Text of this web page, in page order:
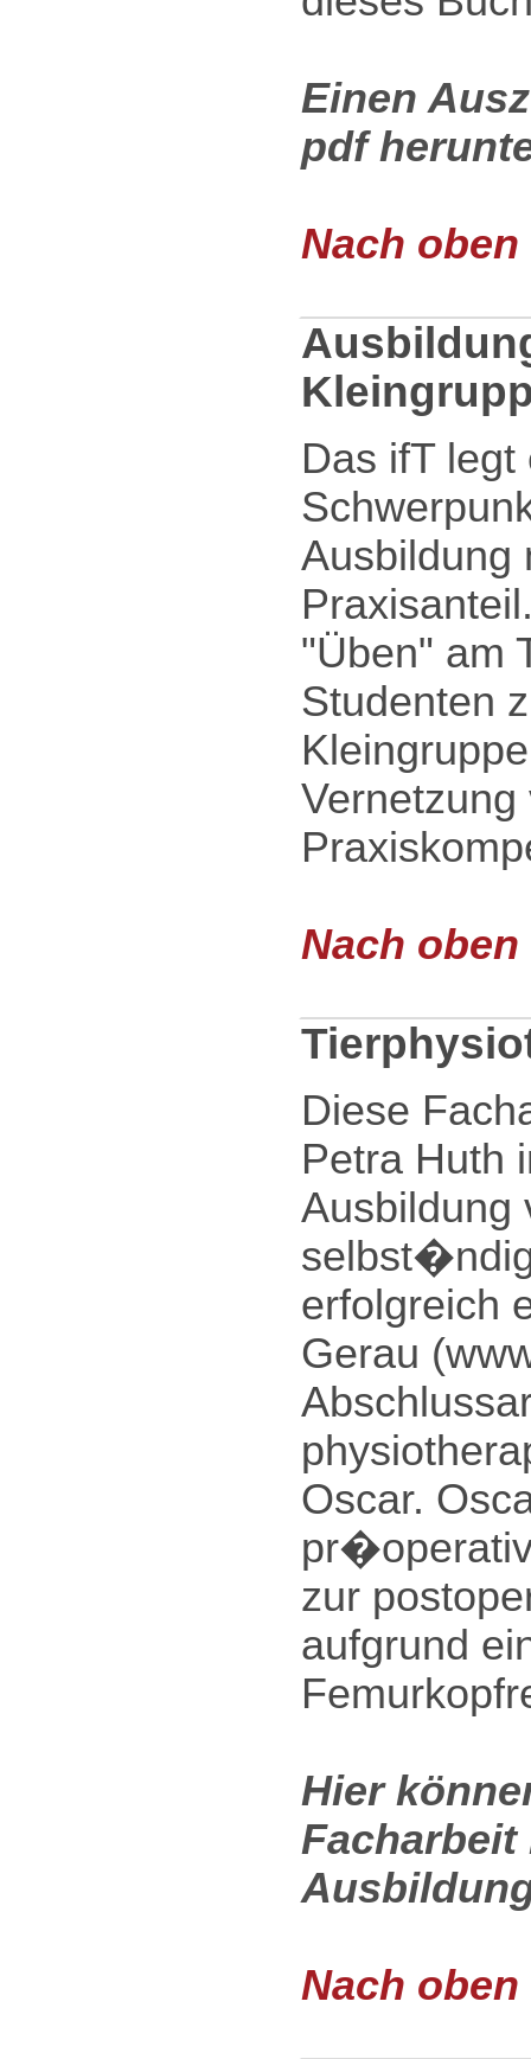
Einen
pdf
Nach oben
Das ifT
Ausbildung
"Üben" am
Studenten
Nach oben
Diese
Petra Huth
Ausbildung
erfolgreich
Gerau
Oscar.
zur
aufgrund
Hier
Facharbeit
Nach oben